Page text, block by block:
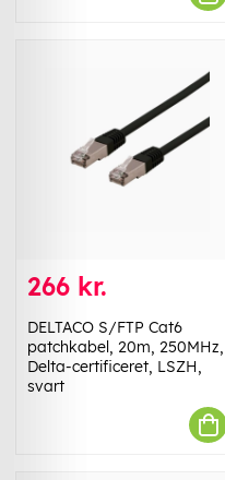
266 kr.
DELTACO S/FTP Cat6
patchkabel, 20m, 250MHz,
Delta-certificeret, LSZH,
svart